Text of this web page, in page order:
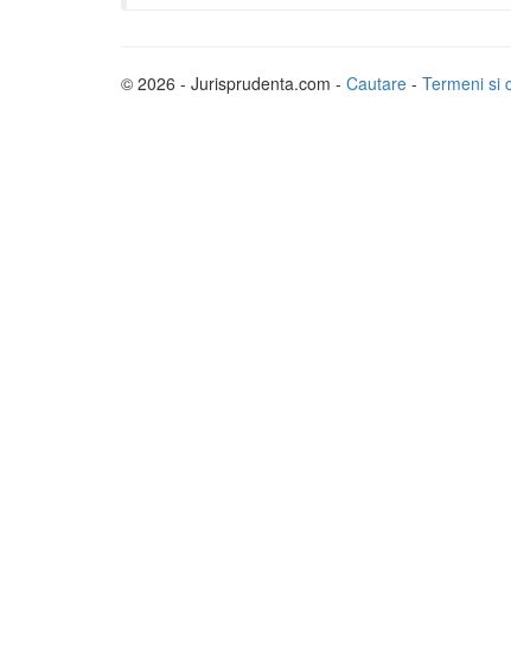
© 2026 - Jurisprudenta.com - Cautare - Termeni si